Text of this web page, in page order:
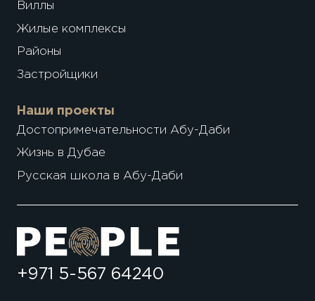
Виллы
Жилые комплексы
Районы
Застройщики
Наши проекты
Достопримечательности Абу-Даби
Жизнь в Дубае
Русская школа в Абу-Даби
+971 5-567 64240